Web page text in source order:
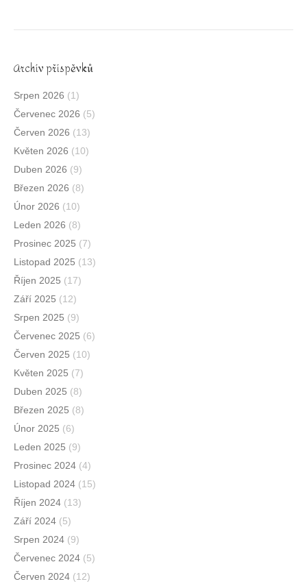
Archív příspěvků
Srpen 2026 (1)
Červenec 2026 (5)
Červen 2026 (13)
Květen 2026 (10)
Duben 2026 (9)
Březen 2026 (8)
Únor 2026 (10)
Leden 2026 (8)
Prosinec 2025 (7)
Listopad 2025 (13)
Říjen 2025 (17)
Září 2025 (12)
Srpen 2025 (9)
Červenec 2025 (6)
Červen 2025 (10)
Květen 2025 (7)
Duben 2025 (8)
Březen 2025 (8)
Únor 2025 (6)
Leden 2025 (9)
Prosinec 2024 (4)
Listopad 2024 (15)
Říjen 2024 (13)
Září 2024 (5)
Srpen 2024 (9)
Červenec 2024 (5)
Červen 2024 (12)